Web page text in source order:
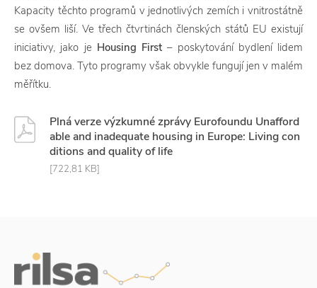
Kapacity těchto programů v jednotlivých zemích i vnitrostátně
se ovšem liší. Ve třech čtvrtinách členských států EU existují
iniciativy, jako je Housing First – poskytování bydlení lidem
bez domova. Tyto programy však obvykle fungují jen v malém
měřítku.
Plná verze výzkumné zprávy Eurofoundu Unafford
able and inadequate housing in Europe: Living con
ditions and quality of life
[722,81 KB]